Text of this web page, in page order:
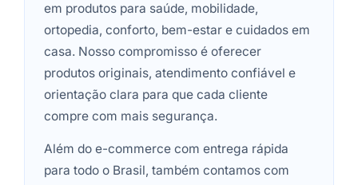
em produtos para saúde, mobilidade,
ortopedia, conforto, bem-estar e cuidados em
casa. Nosso compromisso é oferecer
produtos originais, atendimento confiável e
orientação clara para que cada cliente
compre com mais segurança.
Além do e-commerce com entrega rápida
para todo o Brasil, também contamos com